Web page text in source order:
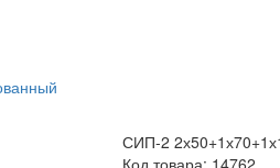
СИП-2
Код товара: 14762